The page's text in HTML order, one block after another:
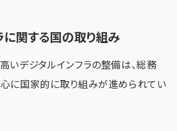
に関する国の取り組み
いデジタルインフラの整備は、総務
に国家的に取り組みが進められてい